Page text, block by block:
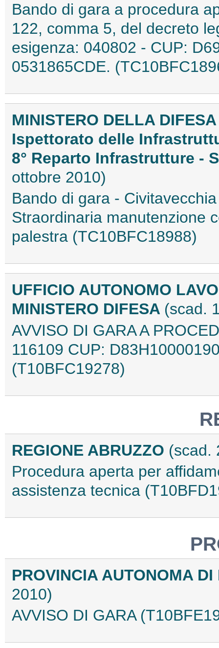
Bando di gara a procedura
122, comma 5, del decreto
esigenza: 040802 - CUP:
0531865CDE.
MINISTERO DELLA DIFESA
Ispettorato delle
8° Reparto Infrastrutture -
ottobre 2010)
Bando di gara -
Straordinaria manutenzione
palestra (TC10BFC18988)
UFFICIO AUTONOMO
MINISTERO DIFESA (scad.
AVVISO DI GARA A
116109 CUP:
(T10BFC19278)
REGIONE ABRUZZO (scad.
Procedura aperta per
assistenza tecnica
PROVINCIA AUTONOMA
2010)
AVVISO DI GARA